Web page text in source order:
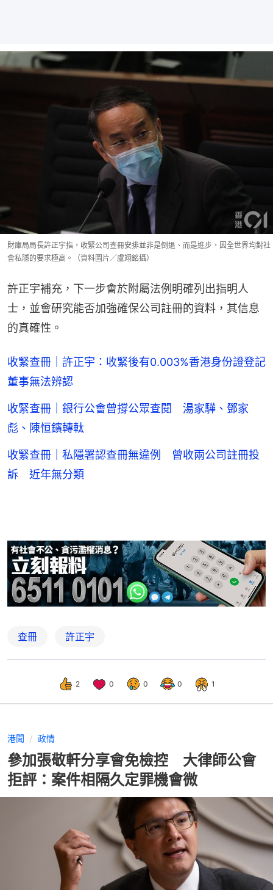
財庫局局長許正宇指，收緊公司查冊安排並非是倒退、而是進步，因全世界均對社
會私隱的要求極高。（資料圖片／盧翊銘攝）
許正宇補充，下一步會於附屬法例明確列出指明人
士，並會研究能否加強確保公司註冊的資料，其信息
的真確性。
收緊查冊｜許正宇：收緊後有0.003%香港身份證登記
董事無法辨認
收緊查冊｜銀行公會曾撐公眾查閱 湯家驊、鄧家
彪、陳恒鑌轉軚
收緊查冊｜私隱署認查冊無違例 曾收兩公司註冊投
訴 近年無分類
查冊 許正宇
2 0 0 0 1
港聞 政情
參加張敬軒分享會免檢控 大律師公會
拒評：案件相隔久定罪機會微